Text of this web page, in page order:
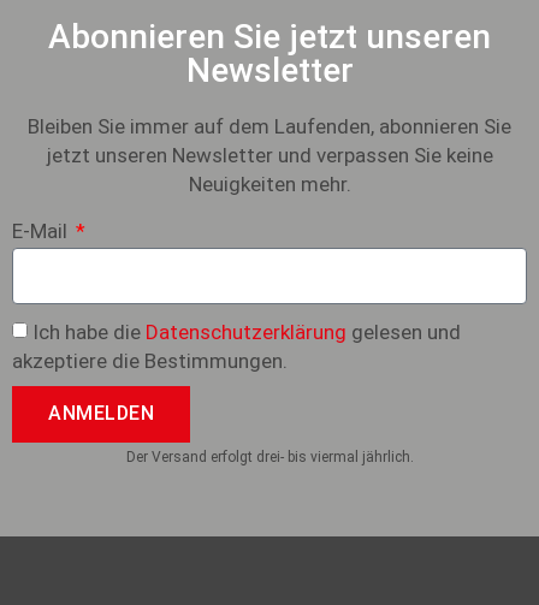
Abonnieren Sie jetzt unseren
Newsletter
Bleiben Sie immer auf dem Laufenden, abonnieren Sie
jetzt unseren Newsletter und verpassen Sie keine
Neuigkeiten mehr.
E-Mail
Ich habe die Datenschutzerklärung gelesen und
akzeptiere die Bestimmungen.
ANMELDEN
Der Versand erfolgt drei- bis viermal jährlich.